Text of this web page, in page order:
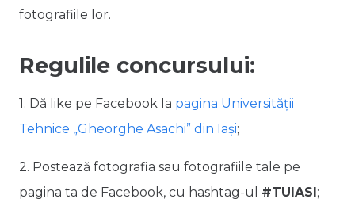
fotografiile lor.
Regulile concursului:
1. Dă like pe Facebook la pagina Universității
Tehnice „Gheorghe Asachi” din Iași;
2. Postează fotografia sau fotografiile tale pe
pagina ta de Facebook, cu hashtag-ul #TUIASI ;